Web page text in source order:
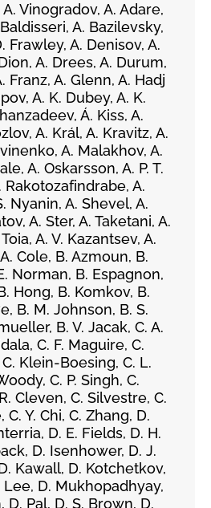
Vinogradov, A. Adare,
A. Bazilevsky,
Frawley, A. Denisov, A.
A. Drees, A. Durum,
Franz, A. Glenn, A. Hadj
A. K. Dubey, A. K.
Á. Kiss, A.
A. Král, A. Kravitz, A.
A. Malakhov, A.
A. Oskarsson, A. P. T.
Rakotozafindrabe, A.
Nyanin, A. Shevel, A.
A. Ster, A. Taketani, A.
A. V. Kazantsev, A.
Cole, B. Azmoun, B.
Norman, B. Espagnon,
Hong, B. Komkov, B.
B. M. Johnson, B. S.
B. V. Jacak, C. A.
C. F. Maguire, C.
Klein-Boesing, C. L.
C. P. Singh, C.
Cleven, C. Silvestre, C.
C. Y. Chi, C. Zhang, D.
D. E. Fields, D. H.
D. Isenhower, D. J.
Kawall, D. Kotchetkov,
Lee, D. Mukhopadhyay,
D. Pal, D. S. Brown, D.